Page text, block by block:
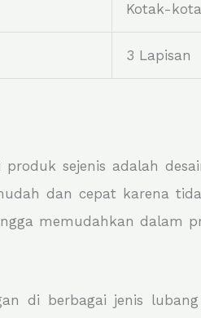
Kotak-
3 Lapisan
sejenis adalah
dan cepat karena
memudahkan dalam
di berbagai jenis